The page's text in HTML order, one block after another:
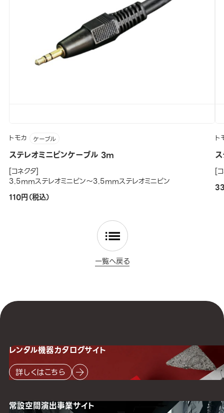
トモカ ケーブル
ステレオミニピンケーブル 3m
[コネクタ]
3.5mmステレオミニピン～3.5mmステレオミニピン
110円（税込）
ト
[
一覧へ戻る
レンタル機器カタログサイト
詳しくはこちら
常設空間演出事業サイト